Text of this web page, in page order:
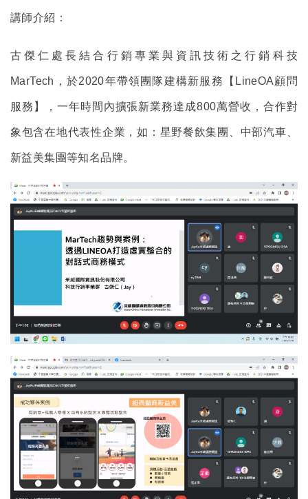
講師介紹：
古傑仁處長結合行銷專業與資訊技術之行銷科技
MarTech，於2020年帶領團隊建構新服務【LineOA顧問
服務】，一年時間內擴張新業務達成800萬營收，合作對
象包含在地代表性企業，如：星野餐飲集團、中部汽車、
新益美集團等知名品牌。